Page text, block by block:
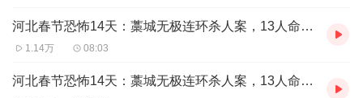
河北春节恐怖14天：藁城无极连环杀人案，13人命丧“恶魔”刘井仁铁棒下 第三集
1.14万 08:03
河北春节恐怖14天：藁城无极连环杀人案，13人命丧“恶魔”刘井仁铁棒下 第四集